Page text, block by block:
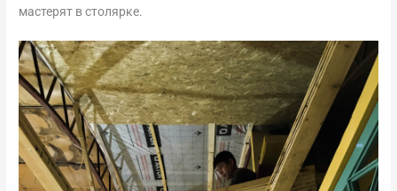
мастерят в столярке.